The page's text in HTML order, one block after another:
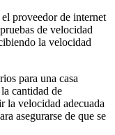
proveedor de internet
de velocidad
la velocidad
para una casa
cantidad de
la velocidad adecuada
asegurarse de que se